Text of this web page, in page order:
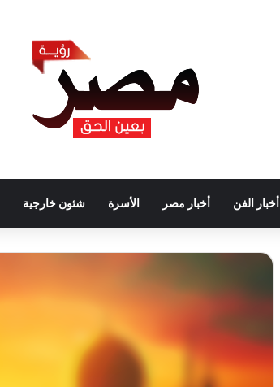
أخبار الفن أخبار مصر الأسرة شئون خارجية